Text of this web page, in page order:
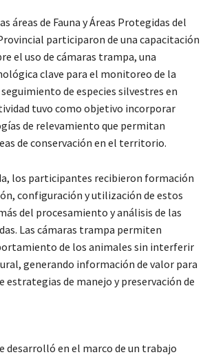
áreas de Fauna y Áreas Protegidas del
participaron de una capacitación
el uso de cámaras trampa, una
clave para el monitoreo de la
de especies silvestres en
tuvo como objetivo incorporar
de relevamiento que permitan
de conservación en el territorio.
los participantes recibieron formación
configuración y utilización de estos
del procesamiento y análisis de las
Las cámaras trampa permiten
de los animales sin interferir
generando información de valor para
estrategias de manejo y preservación de
desarrolló en el marco de un trabajo